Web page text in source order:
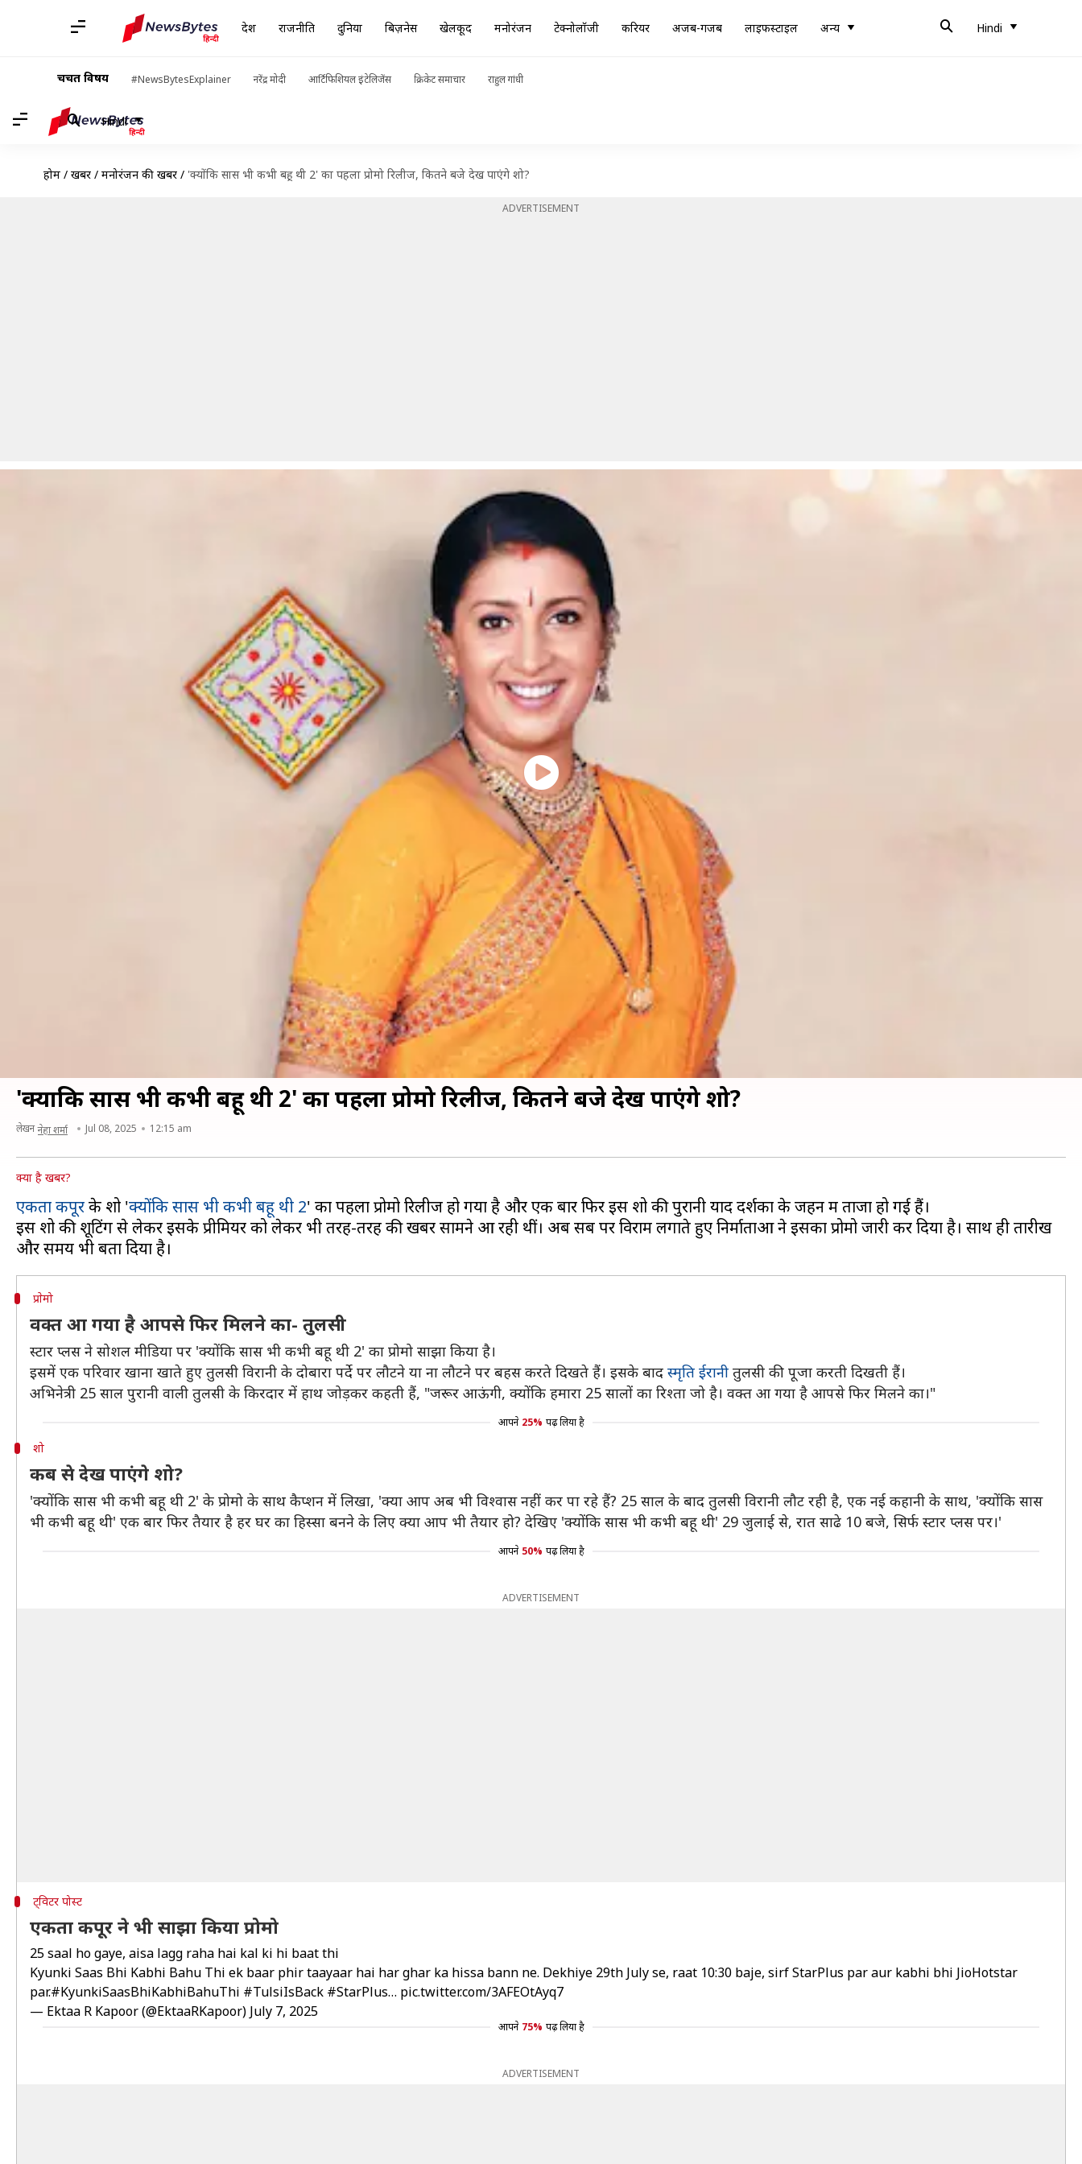
देश राजनीति दुनिया बिज़नेस खेलकूद मनोरंजन टेक्नोलॉजी करियर अजब-गजब लाइफस्टाइल अन्य Hindi
चर्चित विषय #NewsBytesExplainer नरेंद्र मोदी आर्टिफिशियल इंटेलिजेंस क्रिकेट समाचार राहुल गांधी
Hindi
होम / खबरें / मनोरंजन की खबरें / 'क्योंकि सास भी कभी बहू थी 2' का पहला प्रोमो रिलीज, कितने बजे देख पाएंगे शो?
ADVERTISEMENT
'क्योंकि सास भी कभी बहू थी 2' का पहला प्रोमो रिलीज, कितने बजे देख पाएंगे शो?
लेखन नेहा शर्मा Jul 08, 2025 12:15 am
क्या है खबर?
एकता कपूरके शो 'क्याेंकि सास भी कभी बहू थी 2' का पहला प्रोमो रिलीज हो गया है और एक बार फिर इस शो की पुरानी यादें दर्शकों के जहन में ताजा हो गई हैं।
इस शो की शूटिंग से लेकर इसके प्रीमियर को लेकर भी तरह-तरह की खबरें सामने आ रही थीं। अब सब पर विराम लगाते हुए निर्माताओं ने इसका प्रोमो जारी कर दिया है। साथ ही तारीख
प्राेमो
वक्त आ गया है आपसे फिर मिलने का- तुलसी
स्टार प्लस ने सोशल मीडिया पर 'क्योंकि सास भी कभी बहू थी 2' का प्रोमो साझा किया है।
इसमें एक परिवार खाना खाते हुए तुलसी विरानी के दोबारा पर्दे पर लौटने या ना लौटने पर बहस करते दिखते हैं। इसके बाद स्मृति ईरानी तुलसी की पूजा करती दिखती हैं।
अभिनेत्री 25 साल पुरानी वाली तुलसी के किरदार में हाथ जोड़कर कहती हैं, "जरूर आऊंगी, क्योंकि हमारा 25 सालों का रिश्ता जो है। वक्त आ गया है आपसे फिर मिलने का।"
आपने 25% पढ़ लिया है
शो
कब से देख पाएंगे शो?
'क्योंकि सास भी कभी बहू थी 2' के प्रोमो के साथ कैप्शन में लिखा, 'क्या आप अब भी विश्वास नहीं कर पा रहे हैं? 25 साल के बाद तुलसी विरानी लौट रही है, एक नई कहानी के साथ, 'क्योंकि सास
भी कभी बहू थी' एक बार फिर तैयार है हर घर का हिस्सा बनने के लिए क्या आप भी तैयार हो? देखिए 'क्योंकि सास भी कभी बहू थी' 29 जुलाई से, रात साढे 10 बजे, सिर्फ स्टार प्लस पर।'
आपने 50% पढ़ लिया है
ADVERTISEMENT
ट्विटर पोस्ट
एकता कपूर ने भी साझा किया प्रोमो
25 saal ho gaye, aisa lagg raha hai kal ki hi baat thi
Kyunki Saas Bhi Kabhi Bahu Thi ek baar phir taayaar hai har ghar ka hissa bann ne. Dekhiye 29th July se, raat 10:30 baje, sirf StarPlus par aur kabhi bhi JioHotstar
par.#KyunkiSaasBhiKabhiBahuThi #TulsiIsBack #StarPlus… pic.twitter.com/3AFEOtAyq7
— Ektaa R Kapoor (@EktaaRKapoor) July 7, 2025
आपने 75% पढ़ लिया है
ADVERTISEMENT